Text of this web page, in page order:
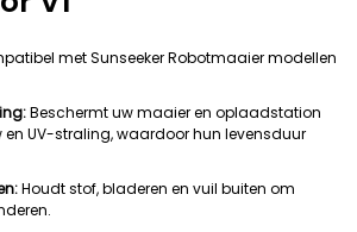
met Sunseeker Robotmaaier modellen
Beschermt uw maaier en oplaadstation
en UV-straling, waardoor hun levensduur
Houdt stof, bladeren en vuil buiten om